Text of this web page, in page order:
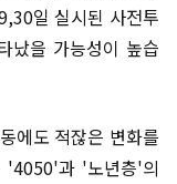
일 실시된 사전투
났을 가능성이 높습
에도 적잖은 변화를
'4050'과 '노년층'의